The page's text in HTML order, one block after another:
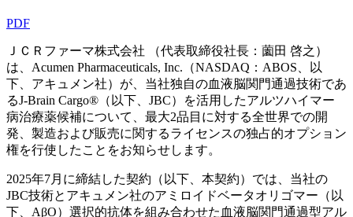
PDF
ＪＣＲファーマ株式会社 （代表取締役社長：薗田 啓之）
は、Acumen Pharmaceuticals, Inc.（NASDAQ：ABOS、以
下、アキュメン社）が、当社独自の血液脳関門通過技術であ
るJ-Brain Cargo®（以下、JBC）を活用したアルツハイマー
病治療薬候補について、最大2品目に対する全世界での開
発、製造および販売に関するライセンスの独占的オプション
権を行使したことをお知らせします。
2025年7月に締結した契約（以下、本契約）では、当社の
JBC技術とアキュメン社のアミロイドベータオリゴマー（以
下、AβO）選択的抗体を組み合わせた血液脳関門通過型アル